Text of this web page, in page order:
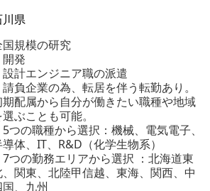
川県
国規模の研究
開発
設計エンジニア職の派遣
請負企業の為、転居を伴う転勤あり。
期配属から自分が働きたい職種や地域
選ぶことも可能。
5つの職種から選択：機械、電気電子、
体、IT、R&D（化学生物系）
7つの勤務エリアから選択 ：北海道東
、関東、北陸甲信越、東海、関西、中
国、九州